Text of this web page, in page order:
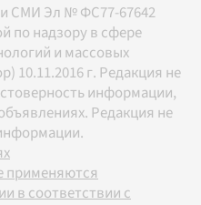
СМИ Эл № ФС77-67642
по надзору в сфере
и массовых
10.11.2016 г. Редакция не
информации,
Редакция не
применяются
в соответствии с